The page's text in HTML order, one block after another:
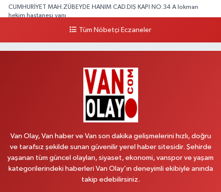
CUMHURİYET MAH.ZÜBEYDE HANIM CAD.DIŞ KAPI NO:34 A lokman
hekim hastanesi yanı
Yol Tarifi Al
Vanyolu Caddesi Yeni Diş Hastanesi Yanı NO:102F
Yol Tarifi Al
CUMHURİYET MAH.KONAK SK.NO:6
0 (530) 442 24 65 Yol Tarifi Al
Yiğit Eczanesi
Tüm Nöbetçi Eczaneler
Van Olay, Van haber ve Van son dakika gelişmelerini hızlı, doğru
ve tarafsız şekilde sunan güvenilir yerel haber sitesidir. Şehirde
yaşanan tüm güncel olayları, siyaset, ekonomi, vanspor ve yaşam
kategorilerindeki haberleri Van Olay’ın deneyimli ekibiyle anında
takip edebilirsiniz.